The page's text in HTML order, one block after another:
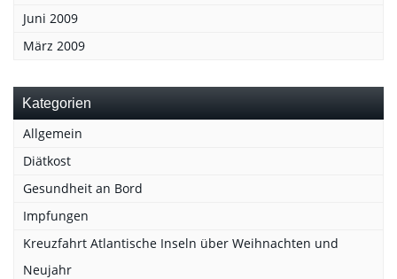
Juni 2009
März 2009
Kategorien
Allgemein
Diätkost
Gesundheit an Bord
Impfungen
Kreuzfahrt Atlantische Inseln über Weihnachten und
Neujahr